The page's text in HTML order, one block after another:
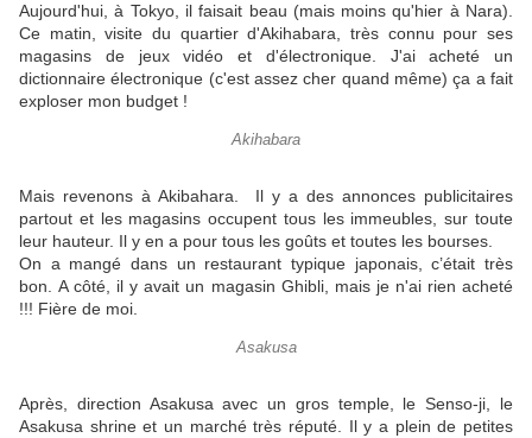
Aujourd'hui, à Tokyo, il faisait beau (mais moins qu'hier à Nara).
Ce matin, visite du quartier d'Akihabara, très connu pour ses
magasins de jeux vidéo et d'électronique. J'ai acheté un
dictionnaire électronique (c'est assez cher quand même) ça a fait
exploser mon budget !
Akihabara
Mais revenons à Akibahara. Il y a des annonces publicitaires
partout et les magasins occupent tous les immeubles, sur toute
leur hauteur. Il y en a pour tous les goûts et toutes les bourses.
On a mangé dans un restaurant typique japonais, c’était très
bon. A côté, il y avait un magasin Ghibli, mais je n'ai rien acheté
!!! Fière de moi.
Asakusa
Après, direction Asakusa avec un gros temple, le Senso-ji, le
Asakusa shrine et un marché très réputé. Il y a plein de petites